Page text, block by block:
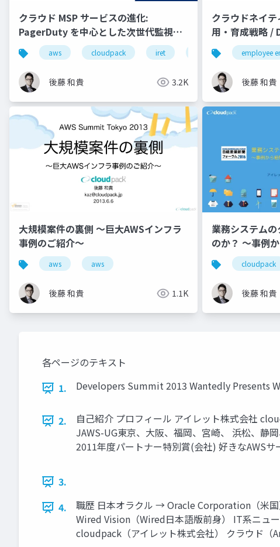
クラウド MSP サービスの進化:
PagerDuty を中心とした次世代監視基
盤
aws cloudpack iret google cloud
後藤 和貴 3.2K
クラウドネイ
用・育成戦略
Day
employee
後藤 和貴
大規模案件の裏側 ～巨大AWSインフラ
事例のご紹介～
aws aws
後藤 和貴 1.1K
業務システム
のか？ 〜事例
の失敗しない
cloudpack
後藤 和貴
各ページのテキスト
1.
Developers Summit 2013 Wantedly Presents
2.
自己紹介 プロフィール アイレット株式会社
JAWS-UG東京、大阪、福岡、宮崎、 浜松、静
2011年度パートナー特別賞(会社) 好きなAWSサ
3.
4.
職歴 日本オラクル → Oracle Corporation（米
Wired Vision（Wired日本語版前身） IT系ニュ
cloudpack（アイレット株式会社） クラウド（